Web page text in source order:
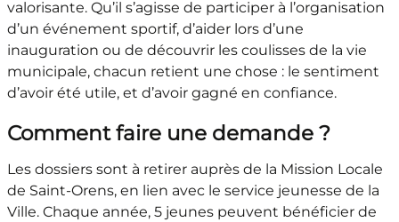
valorisante. Qu’il s’agisse de participer à l’organisation
d’un événement sportif, d’aider lors d’une
inauguration ou de découvrir les coulisses de la vie
municipale, chacun retient une chose : le sentiment
d’avoir été utile, et d’avoir gagné en confiance.
Comment faire une demande ?
Les dossiers sont à retirer auprès de la Mission Locale
de Saint-Orens, en lien avec le service jeunesse de la
Ville. Chaque année, 5 jeunes peuvent bénéficier de